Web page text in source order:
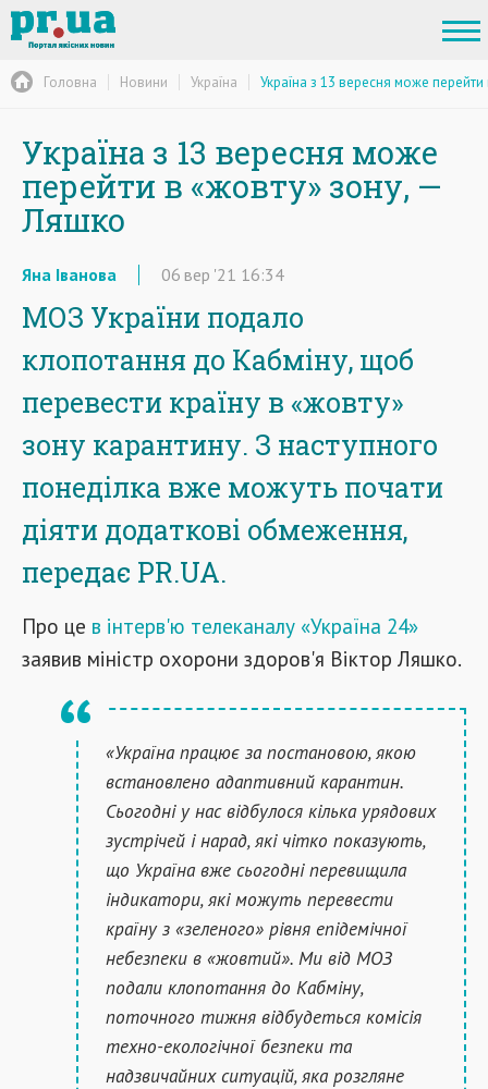
Головна Новини Україна Україна з 13 вересня може
Україна з 13 вересня може
перейти в «жовту» зону, —
Ляшко
Яна Іванова 06 вер '21 16:34
МОЗ України подало
клопотання до Кабміну, щоб
перевести країну в «жовту»
зону карантину. З наступного
понеділка вже можуть почати
діяти додаткові обмеження,
передає PR.UA.
Про це в інтерв'ю телеканалу «Україна 24»
заявив міністр охорони здоров'я Віктор Ляшко.
«Україна працює за постановою, якою
встановлено адаптивний карантин.
Сьогодні у нас відбулося кілька урядових
зустрічей і нарад, які чітко показують,
що Україна вже сьогодні перевищила
індикатори, які можуть перевести
країну з «зеленого» рівня епідемічної
небезпеки в «жовтий». Ми від МОЗ
подали клопотання до Кабміну,
поточного тижня відбудеться комісія
техно-екологічної безпеки та
надзвичайних ситуацій, яка розгляне